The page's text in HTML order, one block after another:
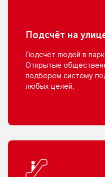
Подсчёт на
Подсчёт людей в
Открытые
подберем систему
любых целей.